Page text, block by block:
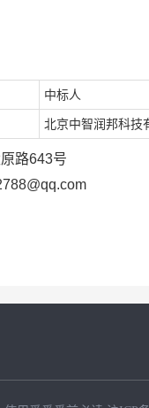
中标人
北京中智润邦科技
路643号